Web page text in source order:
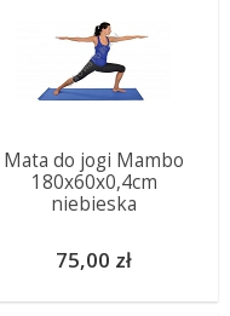
Mata do jogi Mambo
180x60x0,4cm
niebieska
75,00 zł